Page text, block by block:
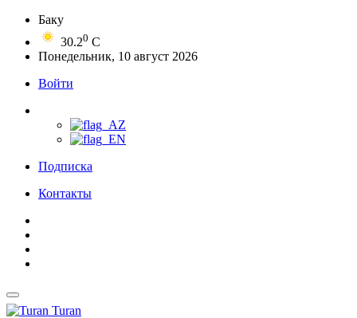
Баку
30.20 C
Понедельник, 10 август 2026
Войти
Подписка
Контакты
Turan